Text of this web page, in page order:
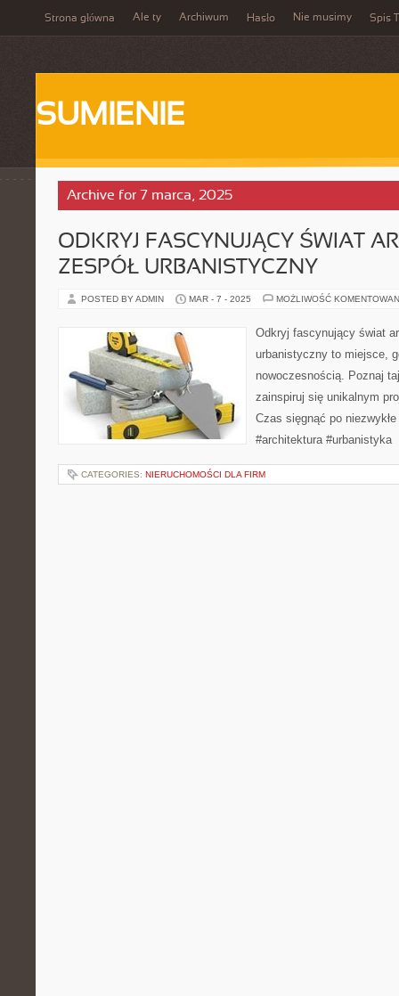
Strona główna Ale ty Archiwum Hasło Nie musimy Spis
SUMIENIE
Archive for 7 marca, 2025
ODKRYJ FASCYNUJĄCY ŚWIAT
ZESPÓŁ URBANISTYCZNY
POSTED BY ADMIN MAR - 7 - 2025 MOŻLIWOŚĆ
Odkryj fascynujący świat
urbanistyczny to miejsce,
nowoczesnością. Poznaj
zainspiruj się unikalnym
Czas sięgnąć po
#architektura #urbanistyka
CATEGORIES: NIERUCHOMOŚCI DLA FIRM